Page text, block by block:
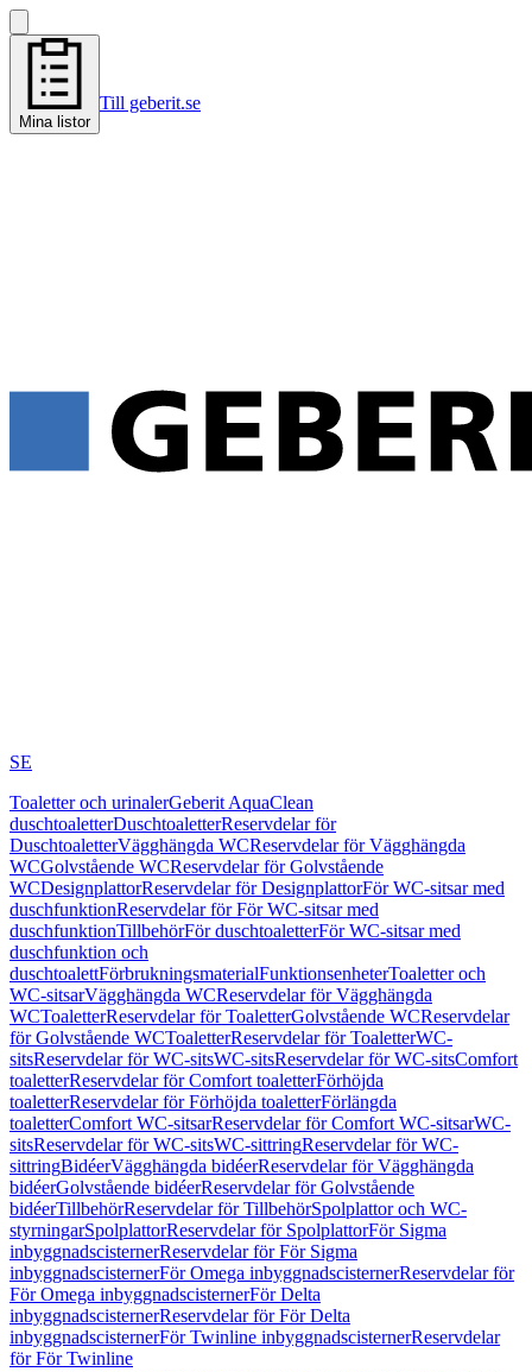
Mina listor
Till geberit.se
SE
Toaletter och urinalerGeberit AquaClean
duschtoaletterDuschtoaletterReservdelar för
DuschtoaletterVägghängda WCReservdelar för Vägghängda
WCGolvstående WCReservdelar för Golvstående
WCDesignplattorReservdelar för DesignplattorFör WC-sitsar med
duschfunktionReservdelar för För WC-sitsar med
duschfunktionTillbehörFör duschtoaletterFör WC-sitsar med
duschfunktion och
duschtoalettFörbrukningsmaterialFunktionsenheterToaletter och
WC-sitsarVägghängda WCReservdelar för Vägghängda
WCToaletterReservdelar för ToaletterGolvstående WCReservdelar
för Golvstående WCToaletterReservdelar för ToaletterWC-
sitsReservdelar för WC-sitsWC-sitsReservdelar för WC-sitsComfort
toaletterReservdelar för Comfort toaletterFörhöjda
toaletterReservdelar för Förhöjda toaletterFörlängda
toaletterComfort WC-sitsarReservdelar för Comfort WC-sitsarWC-
sitsReservdelar för WC-sitsWC-sittringReservdelar för WC-
sittringBidéerVägghängda bidéerReservdelar för Vägghängda
bidéerGolvstående bidéerReservdelar för Golvstående
bidéerTillbehörReservdelar för TillbehörSpolplattor och WC-
styrningarSpolplattorReservdelar för SpolplattorFör Sigma
inbyggnadscisternerReservdelar för För Sigma
inbyggnadscisternerFör Omega inbyggnadscisternerReservdelar för
För Omega inbyggnadscisternerFör Delta
inbyggnadscisternerReservdelar för För Delta
inbyggnadscisternerFör Twinline inbyggnadscisternerReservdelar
för För Twinline